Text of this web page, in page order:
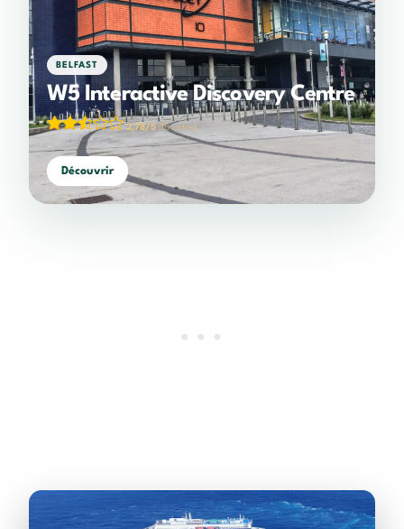
BELFAST
W5 Interactive Discovery Centre
2,78/5 (18 votes)
Découvrir